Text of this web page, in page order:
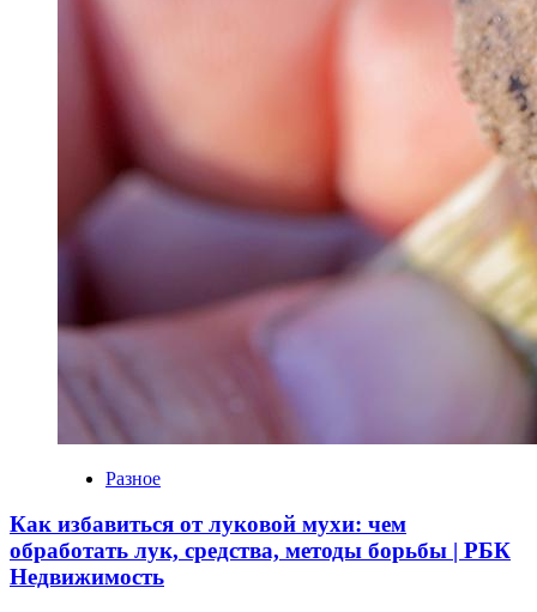
Разное
Как избавиться от луковой мухи: чем
обработать лук, средства, методы борьбы | РБК
Недвижимость